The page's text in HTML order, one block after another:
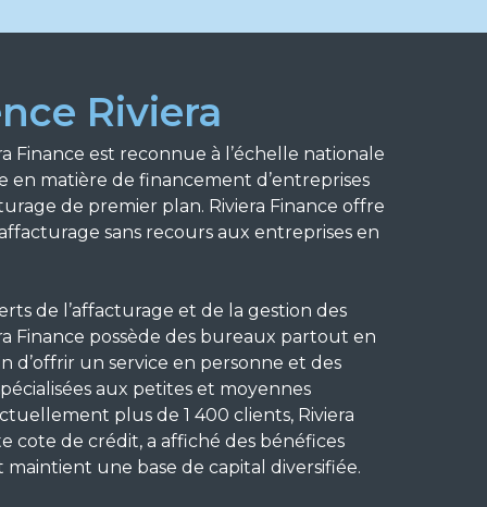
Riviera
Finance est reconnue à l’échelle nationale
en matière de financement d’entreprises
de premier plan. Riviera Finance offre
sans recours aux entreprises en
de l’affacturage et de la gestion des
Finance possède des bureaux partout en
d’offrir un service en personne et des
aux petites et moyennes
plus de 1 400 clients, Riviera
cote de crédit, a affiché des bénéfices
maintient une base de capital diversifiée.